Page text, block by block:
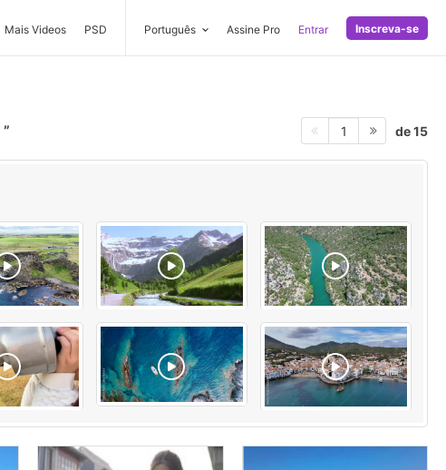
Mais Videos PSD Português Assine Pro Entrar Inscreva-se
1 de 15